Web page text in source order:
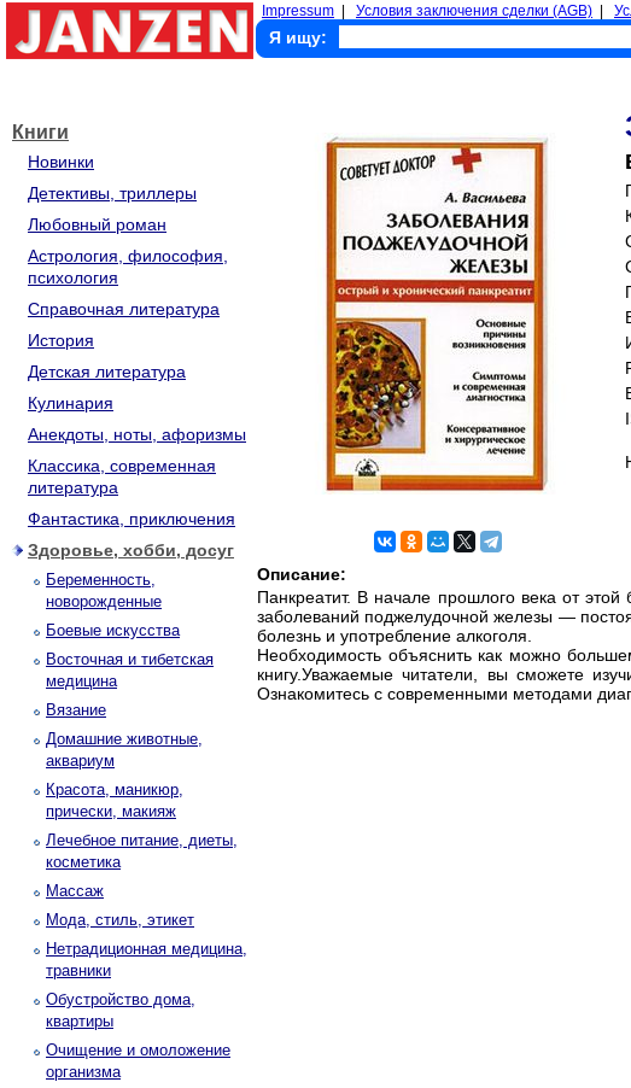
Impressum Условия заключения сделки (AGB)
Я ищу:
Книги
Новинки
Детективы, триллеры
Любовный роман
Астрология, философия,
психология
Справочная литература
История
Детская литература
Кулинария
Анекдоты, ноты, афоризмы
Классика, современная
литература
Фантастика, приключения
Здоровье, хобби, досуг
Беременность,
новорожденные
Боевые искусства
Восточная и тибетская
медицина
Вязание
Домашние животные,
аквариум
Красота, маникюр,
прически, макияж
Лечебное питание, диеты,
косметика
Массаж
Мода, стиль, этикет
Нетрадиционная медицина,
травники
Обустройство дома,
квартиры
Очищение и омоложение
организма
Описание:
Панкреатит. В начале прошлого века от
заболеваний поджелудочной железы —
болезнь и употребление алкоголя.
Необходимость объяснить как можно
книгу.Уважаемые читатели, вы сможете
Ознакомитесь с современными методами